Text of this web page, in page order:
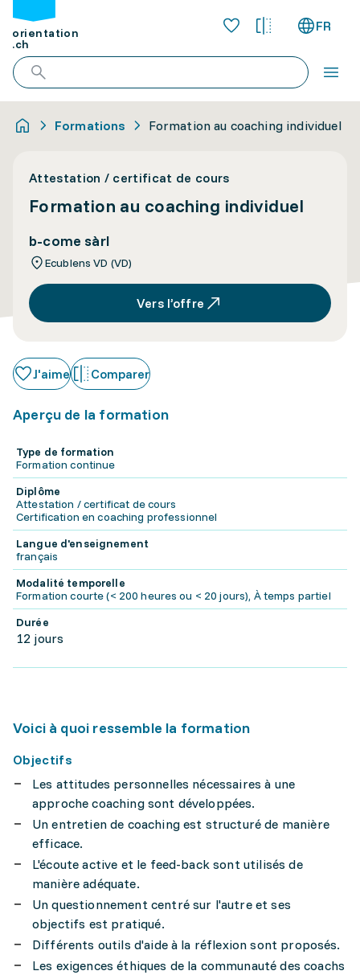
orientation
.ch
FR
Formations Formation au coaching individuel
Attestation / certificat de cours
Formation au coaching individuel
b-come sàrl
Ecublens VD (VD)
Vers l’offre
J'aime Comparer
Aperçu de la formation
Type de formation
Formation continue
Diplôme
Attestation / certificat de cours
Certification en coaching professionnel
Langue d'enseignement
français
Modalité temporelle
Formation courte (< 200 heures ou < 20 jours), À temps partiel
Durée
12 jours
Voici à quoi ressemble la formation
Objectifs
Les attitudes personnelles nécessaires à une
approche coaching sont développées.
Un entretien de coaching est structuré de manière
efficace.
L'écoute active et le feed-back sont utilisés de
manière adéquate.
Un questionnement centré sur l'autre et ses
objectifs est pratiqué.
Différents outils d'aide à la réflexion sont proposés.
Les exigences éthiques de la communauté des coachs